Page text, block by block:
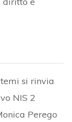
si rinvia
NIS 2
Perego